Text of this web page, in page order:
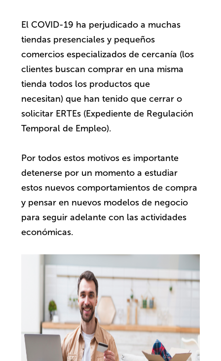
El COVID-19 ha perjudicado a muchas
tiendas presenciales y pequeños
comercios especializados de cercanía (los
clientes buscan comprar en una misma
tienda todos los productos que
necesitan) que han tenido que cerrar o
solicitar ERTEs (Expediente de Regulación
Temporal de Empleo).
Por todos estos motivos es importante
detenerse por un momento a estudiar
estos nuevos comportamientos de compra
y pensar en nuevos modelos de negocio
para seguir adelante con las actividades
económicas.